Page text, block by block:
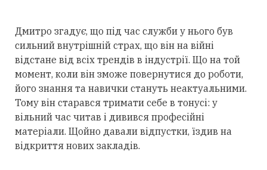
Дмитро згадує, що під час служби у нього був
сильний внутрішній страх, що він на війні
відстане від всіх трендів в індустрії. Що на той
момент, коли він зможе повернутися до роботи,
його знання та навички стануть неактуальними.
Тому він старався тримати себе в тонусі: у
вільний час читав і дивився професійні
матеріали. Щойно давали відпустки, їздив на
відкриття нових закладів.